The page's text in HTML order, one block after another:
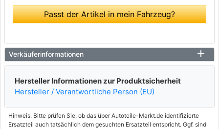
Passt der Artikel in mein Fahrzeug?
Verkäuferinformationen
Hersteller Informationen zur Produktsicherheit
Hersteller / Verantwortliche Person (EU)
Hinweis: Bitte prüfen Sie, ob das über Autoteile-Markt.de identifizierte
Ersatzteil auch tatsächlich dem gesuchten Ersatzteil entspricht. Ggf. sind